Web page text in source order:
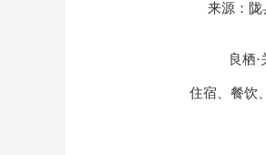
来源：陇
良栖·
住宿、餐饮